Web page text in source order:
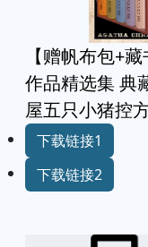
【赠帆布包+
作品精选集 典
屋五只小猪控
下载链接1
下载链接2